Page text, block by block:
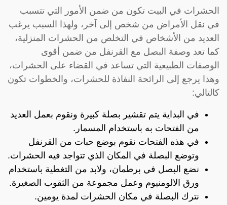
الحشرات في البيت تكون من ضمن الأمور التي تتسبب
في نقل الأمراض من شخص إلى آخر، ولهذا السبب يرغب
العديد من الأشخاص في التخلص من الحشرات المنزلية،
كما تعد وصفة البصل مع القرنفل من ضمن أقوى
الوصفات الطبيعية التي تساعد في القضاء على الحشرات،
وهذا يرجع إلى الرائحة النفاذة للحشرات، والخطوات تكون
كالتالي:
في البداية يتم تقشير بصلة كبيرة ونقوم بعمل العديد
من الفتحات به باستخدام المسمار.
في هذه الفتحات نقوم بوضع حبات من القرنفل
وتوضع البصلة في المكان الذي تتواجد فيه الحشرات.
نضع البصل في برطمان، ولابد من التغطية باستخدام
ورق الالومنيوم وعمل مجموعة من الثقوب الصغيرة.
نترك البصلة في مكان الحشرات لمدة يومين.